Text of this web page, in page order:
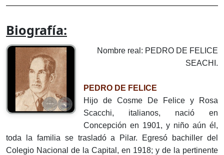
Biografía:
Nombre real: PEDRO DE FELICE
SEACHI.
PEDRO DE FELICE
Hijo de Cosme De Felice y Rosa
Scacchi, italianos, nació en
Concepción en 1901, y niño aún él,
toda la familia se trasladó a Pilar. Egresó bachiller del
Colegio Nacional de la Capital, en 1918; y de la pertinente